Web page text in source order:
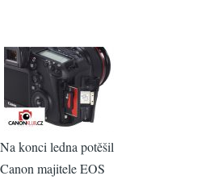
Na konci ledna potěšil
Canon majitele EOS